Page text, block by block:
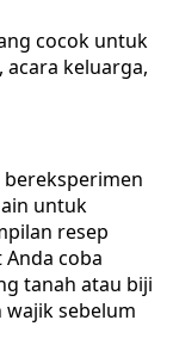
cocok untuk
acara keluarga,
bereksperimen
untuk
resep
coba
tanah atau biji
sebelum